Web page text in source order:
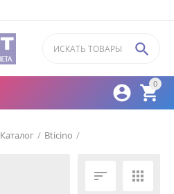
0



Каталог / Bticino /
 